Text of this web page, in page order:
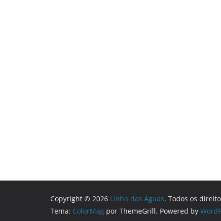
Copyright © 2026 Linha das Águas. Todos os
Tema: ColorMag por ThemeGrill. Powered by